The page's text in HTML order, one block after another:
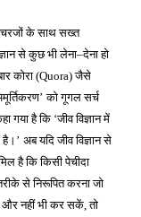
के साथ सख्त
से कुछ भी लेना–देना हो
कोरा (Quora)जैसे
’ को गूगल सर्च
गया है कि ‘जीव विज्ञान में
है। ’ अब यदि जीव विज्ञान से
है कि किसी पेचीदा
से निरूपित करना जो
और नहीं भी कर सकें,तो